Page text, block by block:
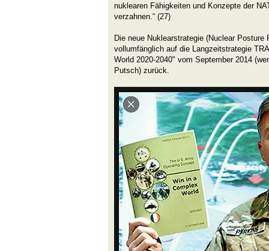
nuklearen Fähigkeiten und Konzepte der
verzahnen.“ (27)
Die neue Nuklearstrategie (Nuclear Posture
vollumfänglich auf die Langzeitstrategie
World 2020-2040" vom September 2014
Putsch) zurück.